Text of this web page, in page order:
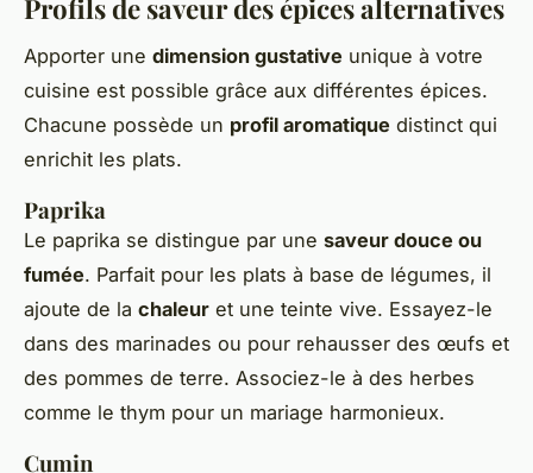
Profils de saveur des épices alternatives
Apporter une dimension gustative unique à votre
cuisine est possible grâce aux différentes épices.
Chacune possède un profil aromatique distinct qui
enrichit les plats.
Paprika
Le paprika se distingue par une saveur douce ou
fumée. Parfait pour les plats à base de légumes, il
ajoute de la chaleur et une teinte vive. Essayez-le
dans des marinades ou pour rehausser des œufs et
des pommes de terre. Associez-le à des herbes
comme le thym pour un mariage harmonieux.
Cumin